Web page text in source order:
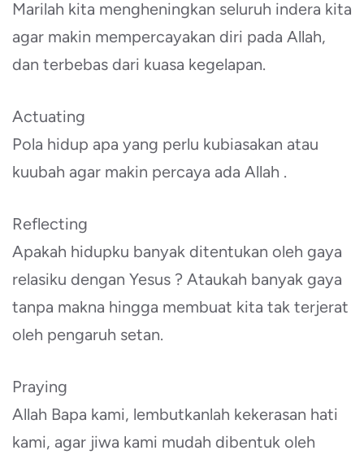
Marilah kita mengheningkan seluruh indera kita
agar makin mempercayakan diri pada Allah,
dan terbebas dari kuasa kegelapan.
Actuating
Pola hidup apa yang perlu kubiasakan atau
kuubah agar makin percaya ada Allah .
Reflecting
Apakah hidupku banyak ditentukan oleh gaya
relasiku dengan Yesus ? Ataukah banyak gaya
tanpa makna hingga membuat kita tak terjerat
oleh pengaruh setan.
Praying
Allah Bapa kami, lembutkanlah kekerasan hati
kami, agar jiwa kami mudah dibentuk oleh